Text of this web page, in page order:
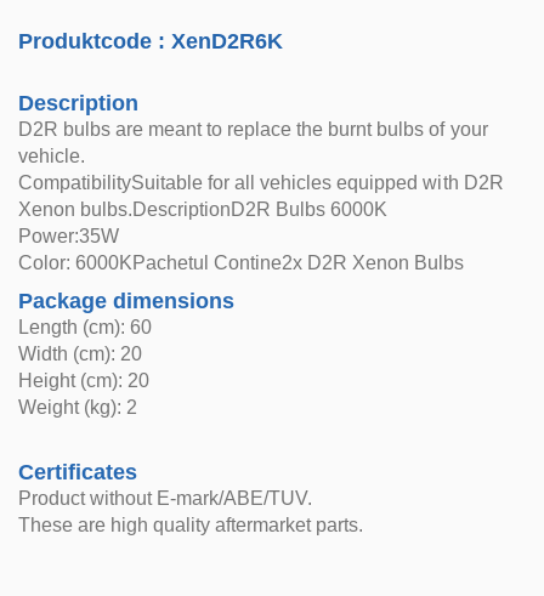
Produktcode :XenD2R6K
Description
D2R bulbs are meant to replace the burnt bulbs of your
vehicle.
CompatibilitySuitable for all vehicles equipped with D2R
Xenon bulbs.DescriptionD2R Bulbs 6000K
Power:35W
Color: 6000KPachetul Contine2x D2R Xenon Bulbs
Package dimensions
Length (cm): 60
Width (cm): 20
Height (cm): 20
Weight (kg): 2
Certificates
Product without E-mark/ABE/TUV.
These are high quality aftermarket parts.